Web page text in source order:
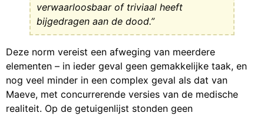
verwaarloosbaar of triviaal heeft
bijgedragen aan de dood.”
Deze norm vereist een afweging van meerdere
elementen – in ieder geval geen gemakkelijke taak, en
nog veel minder in een complex geval als dat van
Maeve, met concurrerende versies van de medische
realiteit. Op de getuigenlijst stonden geen